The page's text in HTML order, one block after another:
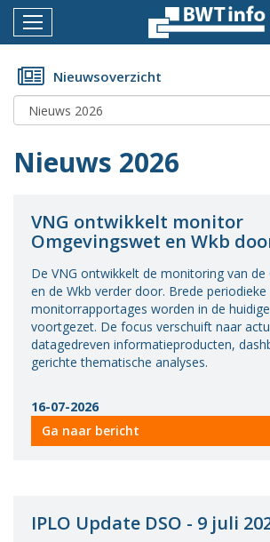
Menu
Home
Nieuws
Documenten
Dossiers
Fotoalbums
Opleidingen
Over
BWT
Vacatures
Nieuwsoverzicht
Nieuws 2026
VNG ontwikkelt monitor
Omgevingswet en Wkb
De VNG ontwikkelt de monitoring van
en de Wkb verder door. Brede
monitorrapportages worden in de
voortgezet. De focus verschuift naar
datagedreven informatieproducten,
gerichte thematische analyses.
16-07-2026
Ga naar bericht
IPLO Update DSO - 9 juli